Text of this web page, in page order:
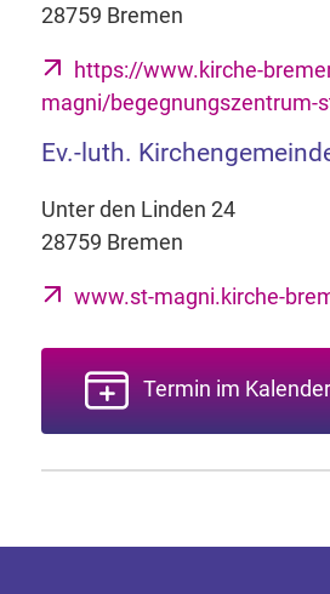
28759 Bremen
https://www.kirche-
magni/begegnungszentrum-
Ev.-luth.
Unter den Linden 24
28759 Bremen
www.st-magni.kirche-
Termin im